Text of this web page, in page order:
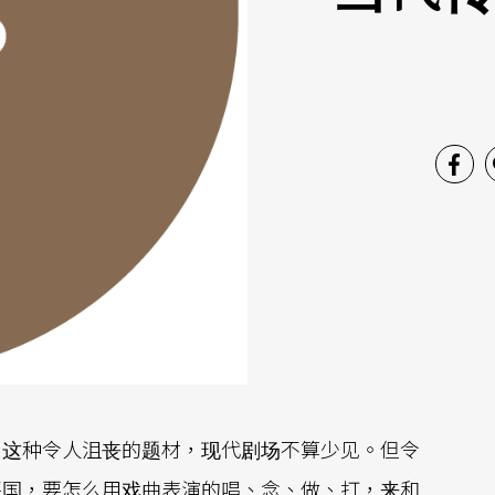
种令人沮丧的题材，现代剧场不算少见。但令
，要怎么用戏曲表演的唱、念、做、打，来和